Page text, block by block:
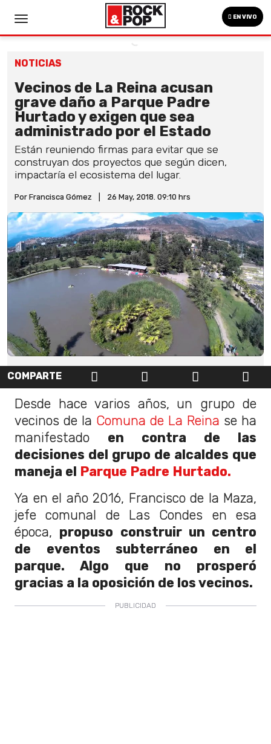
EN VIVO
NOTICIAS
Vecinos de La Reina acusan
grave daño a Parque Padre
Hurtado y exigen que sea
administrado por el Estado
Están reuniendo firmas para evitar que se
construyan dos proyectos que según dicen,
impactaría el ecosistema del lugar.
Por Francisca Gómez 26 May, 2018. 09:10 hrs
COMPARTE
Desde hace varios años, un grupo de
vecinos de la Comuna de La Reina se ha
manifestado en contra de las
decisiones del grupo de alcaldes que
maneja el Parque Padre Hurtado.
Ya en el año 2016, Francisco de la Maza,
jefe comunal de Las Condes en esa
época, propuso construir un centro
de eventos subterráneo en el
parque. Algo que no prosperó
gracias a la oposición de los vecinos.